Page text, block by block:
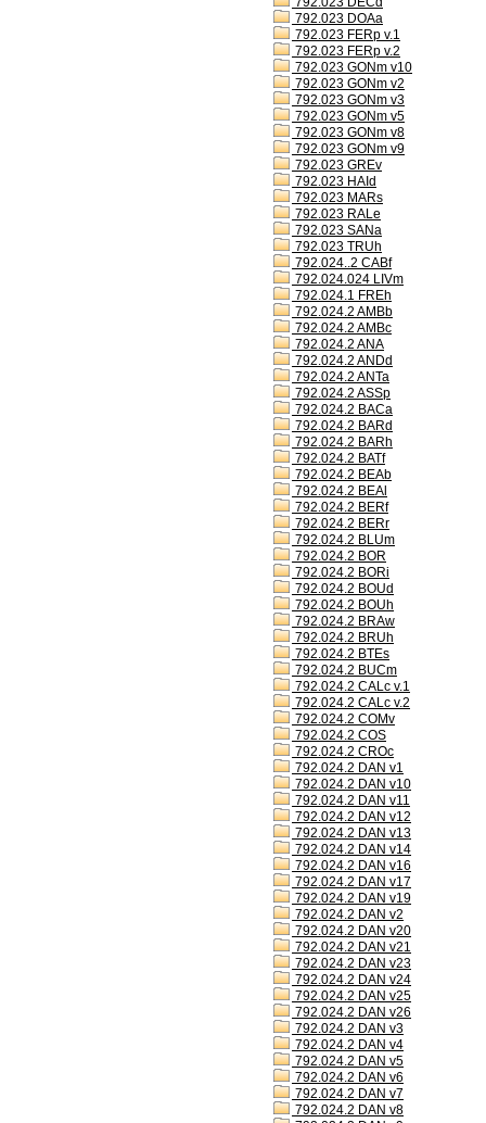
792.023 DOAa
792.023 FERp v.1
792.023 FERp v.2
792.023 GONm v10
792.023 GONm v2
792.023 GONm v3
792.023 GONm v5
792.023 GONm v8
792.023 GONm v9
792.023 GREv
792.023 HAId
792.023 MARs
792.023 RALe
792.023 SANa
792.023 TRUh
792.024..2 CABf
792.024.024 LIVm
792.024.1 FREh
792.024.2 AMBb
792.024.2 AMBc
792.024.2 ANA
792.024.2 ANDd
792.024.2 ANTa
792.024.2 ASSp
792.024.2 BACa
792.024.2 BARd
792.024.2 BARh
792.024.2 BATf
792.024.2 BEAb
792.024.2 BEAl
792.024.2 BERf
792.024.2 BERr
792.024.2 BLUm
792.024.2 BOR
792.024.2 BORi
792.024.2 BOUd
792.024.2 BOUh
792.024.2 BRAw
792.024.2 BRUh
792.024.2 BTEs
792.024.2 BUCm
792.024.2 CALc v.1
792.024.2 CALc v.2
792.024.2 COMv
792.024.2 COS
792.024.2 CROc
792.024.2 DAN v1
792.024.2 DAN v10
792.024.2 DAN v11
792.024.2 DAN v12
792.024.2 DAN v13
792.024.2 DAN v14
792.024.2 DAN v16
792.024.2 DAN v17
792.024.2 DAN v19
792.024.2 DAN v2
792.024.2 DAN v20
792.024.2 DAN v21
792.024.2 DAN v23
792.024.2 DAN v24
792.024.2 DAN v25
792.024.2 DAN v26
792.024.2 DAN v3
792.024.2 DAN v4
792.024.2 DAN v5
792.024.2 DAN v6
792.024.2 DAN v7
792.024.2 DAN v8